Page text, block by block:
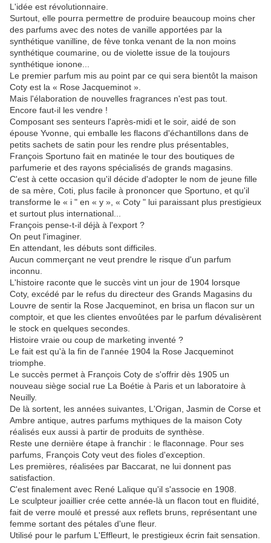
L'idée est révolutionnaire.
Surtout, elle pourra permettre de produire beaucoup moins cher
des parfums avec des notes de vanille apportées par la
synthétique vanilline, de fève tonka venant de la non moins
synthétique coumarine, ou de violette issue de la toujours
synthétique ionone...
Le premier parfum mis au point par ce qui sera bientôt la maison
Coty est la « Rose Jacqueminot ».
Mais l'élaboration de nouvelles fragrances n'est pas tout.
Encore faut-il les vendre !
Composant ses senteurs l'après-midi et le soir, aidé de son
épouse Yvonne, qui emballe les flacons d'échantillons dans de
petits sachets de satin pour les rendre plus présentables,
François Sportuno fait en matinée le tour des boutiques de
parfumerie et des rayons spécialisés de grands magasins.
C'est à cette occasion qu'il décide d'adopter le nom de jeune fille
de sa mère, Coti, plus facile à prononcer que Sportuno, et qu'il
transforme le « i " en « y », « Coty " lui paraissant plus prestigieux
et surtout plus international...
François pense-t-il déjà à l'export ?
On peut l'imaginer.
En attendant, les débuts sont difficiles.
Aucun commerçant ne veut prendre le risque d'un parfum
inconnu.
L'histoire raconte que le succès vint un jour de 1904 lorsque
Coty, excédé par le refus du directeur des Grands Magasins du
Louvre de sentir la Rose Jacqueminot, en brisa un flacon sur un
comptoir, et que les clientes envoûtées par le parfum dévalisèrent
le stock en quelques secondes.
Histoire vraie ou coup de marketing inventé ?
Le fait est qu'à la fin de l'année 1904 la Rose Jacqueminot
triomphe.
Le succès permet à François Coty de s'offrir dès 1905 un
nouveau siège social rue La Boétie à Paris et un laboratoire à
Neuilly.
De là sortent, les années suivantes, L'Origan, Jasmin de Corse et
Ambre antique, autres parfums mythiques de la maison Coty
réalisés eux aussi à partir de produits de synthèse.
Reste une dernière étape à franchir : le flaconnage. Pour ses
parfums, François Coty veut des fioles d'exception.
Les premières, réalisées par Baccarat, ne lui donnent pas
satisfaction.
C'est finalement avec René Lalique qu'il s'associe en 1908.
Le sculpteur joaillier crée cette année-là un flacon tout en fluidité,
fait de verre moulé et pressé aux reflets bruns, représentant une
femme sortant des pétales d'une fleur.
Utilisé pour le parfum L'Effleurt, le prestigieux écrin fait sensation.